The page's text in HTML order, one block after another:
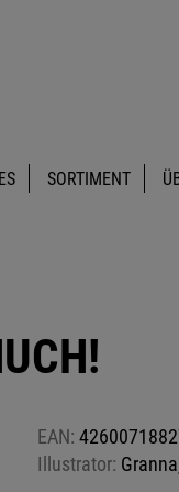
SORTIMENT
EAN:
Illustrator: